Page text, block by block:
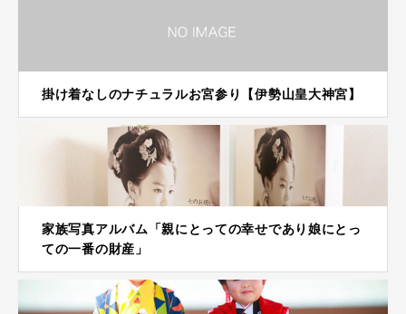
掛け着なしのナチュラルお宮参り【伊勢山皇大神宮】
家族写真アルバム「親にとっての幸せであり娘にとっ
ての一番の財産」